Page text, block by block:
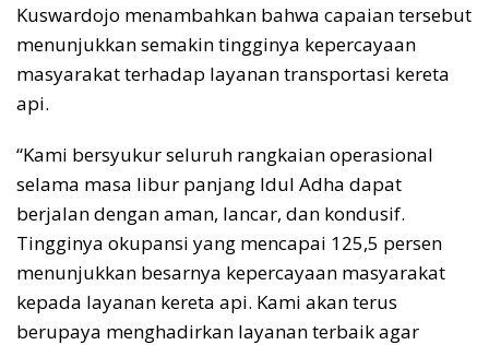
Kuswardojo menambahkan bahwa capaian tersebut
menunjukkan semakin tingginya kepercayaan
masyarakat terhadap layanan transportasi kereta
api.
“Kami bersyukur seluruh rangkaian operasional
selama masa libur panjang Idul Adha dapat
berjalan dengan aman, lancar, dan kondusif.
Tingginya okupansi yang mencapai 125,5 persen
menunjukkan besarnya kepercayaan masyarakat
kepada layanan kereta api. Kami akan terus
berupaya menghadirkan layanan terbaik agar